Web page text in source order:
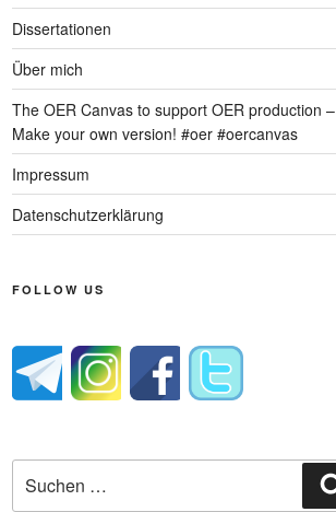
Dissertationen
Über mich
The OER Canvas to support OER production –
Make your own version! #oer #oercanvas
Impressum
Datenschutzerklärung
FOLLOW US
nach: